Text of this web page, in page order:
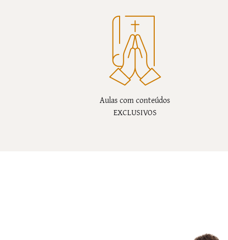
Aulas com conteúdos
EXCLUSIVOS